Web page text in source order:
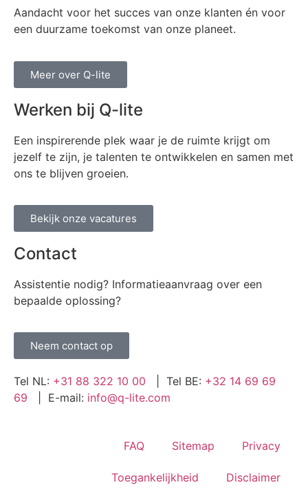
Aandacht voor het succes van onze klanten én voor
een duurzame toekomst van onze planeet.
Meer over Q-lite
Werken bij Q-lite
Een inspirerende plek waar je de ruimte krijgt om
jezelf te zijn, je talenten te ontwikkelen en samen met
ons te blijven groeien.
Bekijk onze vacatures
Contact
Assistentie nodig? Informatieaanvraag over een
bepaalde oplossing?
Neem contact op
Tel NL: +31 88 322 10 00 | Tel BE: +32 14 69 69
69 | E-mail: info@q-lite.com
FAQ Sitemap Privacy
Toegankelijkheid Disclaimer